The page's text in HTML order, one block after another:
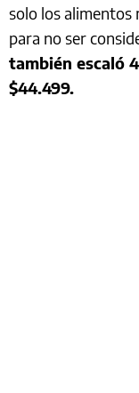
solo los alimentos
para no ser
también escaló
$44.499.